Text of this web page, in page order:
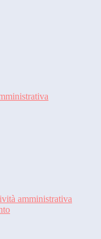
amministrativa